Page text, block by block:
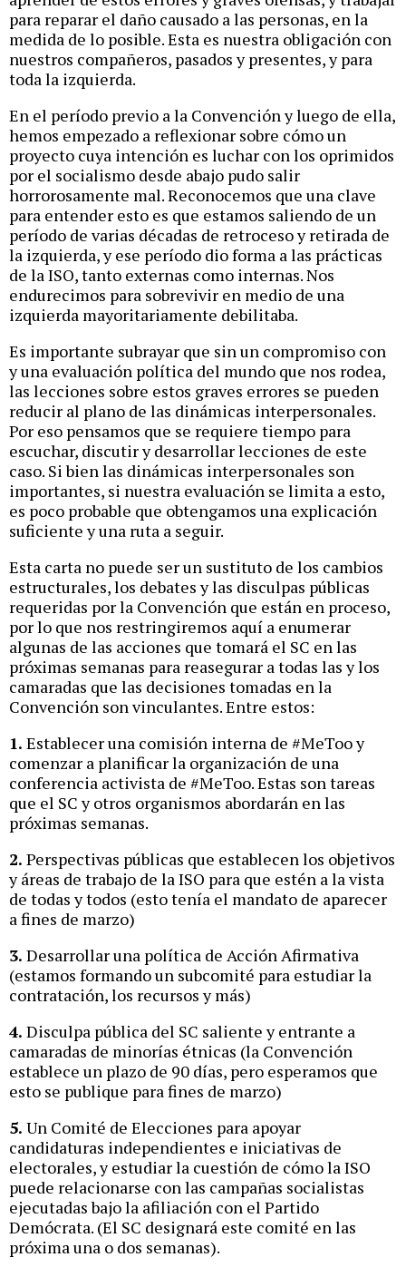
para reparar el daño causado a las personas, en la
medida de lo posible. Esta es nuestra obligación con
nuestros compañeros, pasados y presentes, y para
toda la izquierda.
En el período previo a la Convención y luego de ella,
hemos empezado a reflexionar sobre cómo un
proyecto cuya intención es luchar con los oprimidos
por el socialismo desde abajo pudo salir
horrorosamente mal. Reconocemos que una clave
para entender esto es que estamos saliendo de un
período de varias décadas de retroceso y retirada de
la izquierda, y ese período dio forma a las prácticas
de la ISO, tanto externas como internas. Nos
endurecimos para sobrevivir en medio de una
izquierda mayoritariamente debilitaba.
Es importante subrayar que sin un compromiso con
y una evaluación política del mundo que nos rodea,
las lecciones sobre estos graves errores se pueden
reducir al plano de las dinámicas interpersonales.
Por eso pensamos que se requiere tiempo para
escuchar, discutir y desarrollar lecciones de este
caso. Si bien las dinámicas interpersonales son
importantes, si nuestra evaluación se limita a esto,
es poco probable que obtengamos una explicación
suficiente y una ruta a seguir.
Esta carta no puede ser un sustituto de los cambios
estructurales, los debates y las disculpas públicas
requeridas por la Convención que están en proceso,
por lo que nos restringiremos aquí a enumerar
algunas de las acciones que tomará el SC en las
próximas semanas para reasegurar a todas las y los
camaradas que las decisiones tomadas en la
Convención son vinculantes. Entre estos:
1. Establecer una comisión interna de #MeToo y
comenzar a planificar la organización de una
conferencia activista de #MeToo. Estas son tareas
que el SC y otros organismos abordarán en las
próximas semanas.
2. Perspectivas públicas que establecen los objetivos
y áreas de trabajo de la ISO para que estén a la vista
de todas y todos (esto tenía el mandato de aparecer
a fines de marzo)
3. Desarrollar una política de Acción Afirmativa
(estamos formando un subcomité para estudiar la
contratación, los recursos y más)
4. Disculpa pública del SC saliente y entrante a
camaradas de minorías étnicas (la Convención
establece un plazo de 90 días, pero esperamos que
esto se publique para fines de marzo)
5. Un Comité de Elecciones para apoyar
candidaturas independientes e iniciativas de
electorales, y estudiar la cuestión de cómo la ISO
puede relacionarse con las campañas socialistas
ejecutadas bajo la afiliación con el Partido
Demócrata. (El SC designará este comité en las
próxima una o dos semanas).